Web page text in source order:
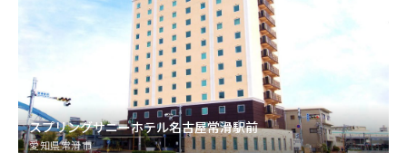
スプリングサニーホテル名古屋常滑駅前
愛知県常滑市